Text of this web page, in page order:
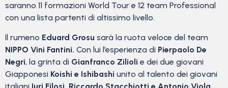
saranno 11 formazioni World Tour e 12 team Professional
con una lista partenti di altissimo livello.
Il rumeno Eduard Grosu sarà la ruota veloce del team
NIPPO Vini Fantini. Con lui l’esperienza di Pierpaolo De
Negri, la grinta di Gianfranco Zilioli e dei due giovani
Giapponesi Koishi e Ishibashi unito al talento dei giovani